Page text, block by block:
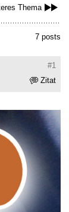
Thema
7 posts
#1
Zitat